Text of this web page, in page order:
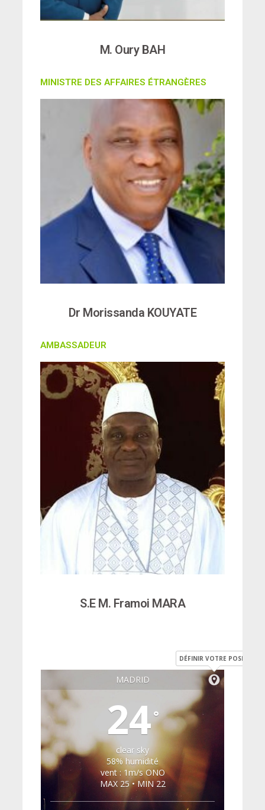
M. Oury BAH
MINISTRE DES AFFAIRES ÉTRANGÈRES
Dr Morissanda KOUYATE
AMBASSADEUR
S.E M. Framoi MARA
MADRID
DÉFINIR VOTRE POSITION
24°
clear sky
58% humidité
vent : 1m/s ONO
MAX 25 • MIN 22